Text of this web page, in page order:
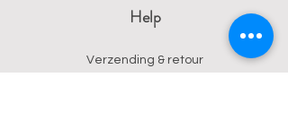
Help
Verzending & retour